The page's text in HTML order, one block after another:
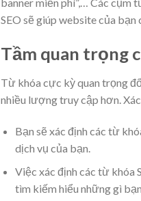
SEO sẽ giúp website của
Tầm quan trọng
Từ khóa cực kỳ quan trọng
nhiều lượng truy cập hơn.
Bạn sẽ xác định các từ
dịch vụ của bạn.
Việc xác định các từ khóa
tìm kiếm hiểu những gì